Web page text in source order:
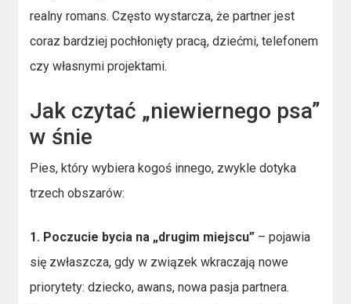
realny romans. Często wystarcza, że partner jest
coraz bardziej pochłonięty pracą, dziećmi, telefonem
czy własnymi projektami.
Jak czytać „niewiernego psa”
w śnie
Pies, który wybiera kogoś innego, zwykle dotyka
trzech obszarów:
1. Poczucie bycia na „drugim miejscu” – pojawia
się zwłaszcza, gdy w związek wkraczają nowe
priorytety: dziecko, awans, nowa pasja partnera.